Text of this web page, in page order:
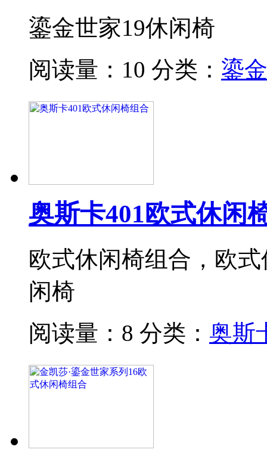
鎏金世家19休闲椅
阅读量：10 分类： 鎏
奥斯卡401欧式休闲
欧式休闲椅组合，欧
闲椅
阅读量：8 分类： 奥斯